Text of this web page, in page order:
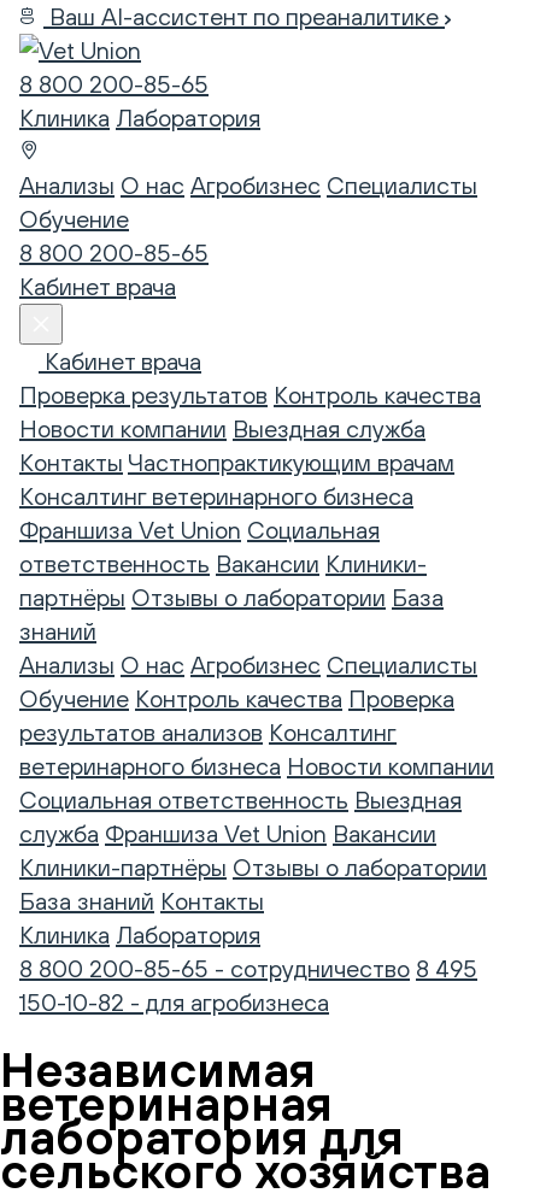
Ваш AI-ассистент по преаналитике
8 800 200-85-65
Клиника Лаборатория
Анализы О нас Агробизнес Специалисты
Обучение
8 800 200-85-65
Кабинет врача
Кабинет врача
Проверка результатов Контроль качества
Новости компании Выездная служба
Контакты Частнопрактикующим врачам
Консалтинг ветеринарного бизнеса
Франшиза Vet Union Социальная
ответственность Вакансии Клиники-
партнёры Отзывы о лаборатории База
знаний
Анализы О нас Агробизнес Специалисты
Обучение Контроль качества Проверка
результатов анализов Консалтинг
ветеринарного бизнеса Новости компании
Социальная ответственность Выездная
служба Франшиза Vet Union Вакансии
Клиники-партнёры Отзывы о лаборатории
База знаний Контакты
Клиника Лаборатория
8 800 200-85-65 - сотрудничество 8 495
150-10-82 - для агробизнеса
Независимая
ветеринарная
лаборатория для
сельского хозяйства